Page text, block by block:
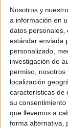
Nosotros y
a información en
datos personales,
estándar enviada
personalizado,
investigación de
permiso,
localización
características de
su
que llevemos a
forma alternativa,